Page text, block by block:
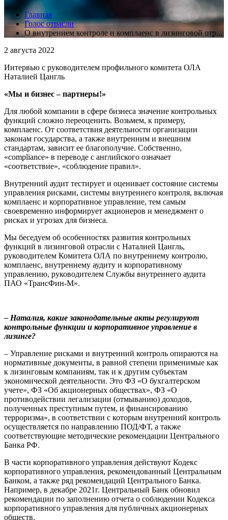
Главная
Голос отрасли
О внутреннем контроле и комплаенс в лизинговой отр...
2 августа 2022
Интервью с руководителем профильного комитета ОЛА
Наталией Цангль
«Мы и бизнес – партнеры!»
Для любой компании в сфере бизнеса значение контрольных
функций сложно переоценить. Возьмем, к примеру,
комплаенс. От соответствия деятельности организации
законам государства, а также внутренним и внешним
стандартам, зависит ее благополучие. Собственно,
«compliance» в переводе с английского означает
«соответствие», «соблюдение правил».
Внутренний аудит тестирует и оценивает состояние системы
управления рисками, системы внутреннего контроля, включая
комплаенс и корпоративное управление, тем самым
своевременно информирует акционеров и менеджмент о
рисках и угрозах для бизнеса.
Мы беседуем об особенностях развития контрольных
функций в лизинговой отрасли с Наталией Цангль,
руководителем Комитета ОЛА по внутреннему контролю,
комплаенс, внутреннему аудиту и корпоративному
управлению, руководителем Службы внутреннего аудита
ПАО «ТрансФин-М».
– Наталия, какие законодательные акты регулируют
контрольные функции и корпоративное управление в
лизинге?
– Управление рисками и внутренний контроль опираются на
нормативные документы, в равной степени применимые как
к лизинговым компаниям, так и к другим субъектам
экономической деятельности. Это ФЗ «О бухгалтерском
учете», ФЗ «Об акционерных обществах», ФЗ «О
противодействии легализации (отмыванию) доходов,
полученных преступным путем, и финансированию
терроризма», в соответствии с которым внутренний контроль
осуществляется по направлению ПОД/ФТ, а также
соответствующие методические рекомендации Центрального
Банка РФ.
В части корпоративного управления действуют Кодекс
корпоративного управления, рекомендованный Центральным
Банком, а также ряд рекомендаций Центрального Банка.
Например, в декабре 2021г. Центральный Банк обновил
рекомендации по заполнению отчета о соблюдении Кодекса
корпоративного управления для публичных акционерных
обществ.